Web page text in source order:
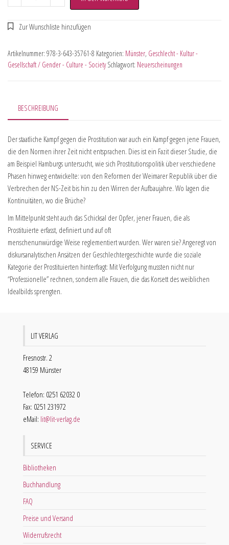
Artikelnummer: 978-3-643-35761-8 Kategorien: Münster, Geschlecht - Kultur -
Gesellschaft / Gender - Culture - Society Schlagwort: Neuerscheinungen
BESCHREIBUNG
Der staatliche Kampf gegen die Prostitution war auch ein Kampf gegen jene Frauen,
die den Normen ihrer Zeit nicht entsprachen. Dies ist ein Fazit dieser Studie, die
am Beispiel Hamburgs untersucht, wie sich Prostitutionspolitik über verschiedene
Phasen hinweg entwickelte: von den Reformen der Weimarer Republik über die
Verbrechen der NS-Zeit bis hin zu den Wirren der Aufbaujahre. Wo lagen die
Kontinuitäten, wo die Brüche?
Im Mittelpunkt steht auch das Schicksal der Opfer, jener Frauen, die als
Prostituierte erfasst, definiert und auf oft
menschenunwürdige Weise reglementiert wurden. Wer waren sie? Angeregt von
diskursanalytischen Ansätzen der Geschlechtergeschichte wurde die soziale
Kategorie der Prostituierten hinterfragt: Mit Verfolgung mussten nicht nur
“Professionelle” rechnen, sondern alle Frauen, die das Korsett des weiblichen
Idealbilds sprengten.
LIT VERLAG
Fresnostr. 2
48159 Münster
Telefon: 0251 62032 0
Fax: 0251 231972
eMail: lit@lit-verlag.de
SERVICE
Bibliotheken
Buchhandlung
FAQ
Preise und Versand
Widerrufsrecht